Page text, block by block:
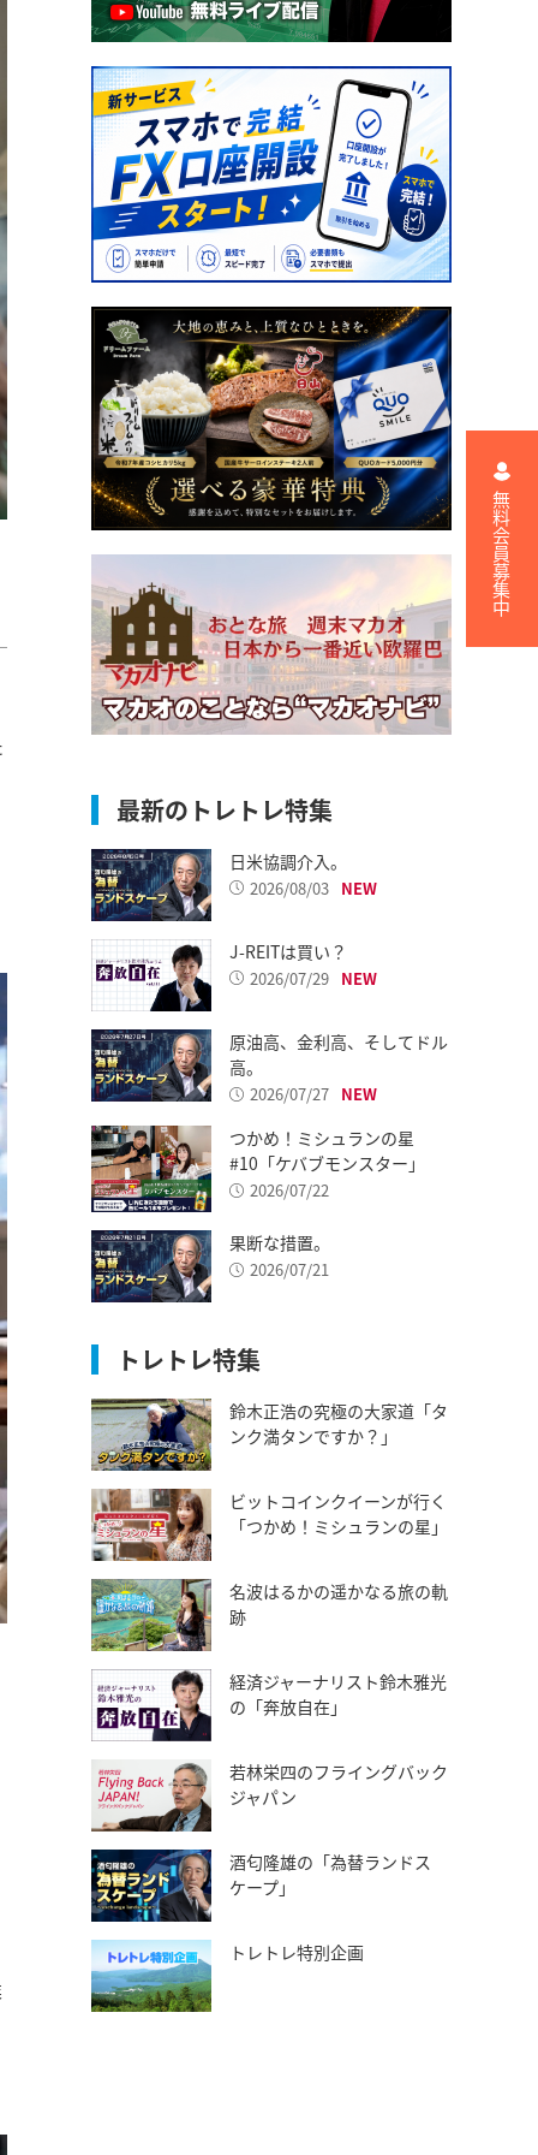
最新のトレトレ特集
日米協調介入。
2026/08/03
J-REITは買い？
2026/07/29
原油高、金利高、そしてドル
高。
2026/07/27
つかめ！ミシュランの星
#10「ケバブモンスター」
2026/07/22
果断な措置。
2026/07/21
トレトレ特集
鈴木正浩の究極の大家道「タ
ンク満タンですか？」
ビットコインクイーンが行く
「つかめ！ミシュランの星」
名波はるかの遥かなる旅の軌
跡
経済ジャーナリスト鈴木雅光
の「奔放自在」
若林栄四のフライングバック
ジャパン
酒匂隆雄の「為替ランドス
ケープ」
トレトレ特別企画
無料会員募集中